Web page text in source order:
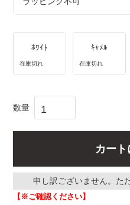
必
ﾎﾜｲﾄ
在庫切れ
ｷｬﾒﾙ
在庫切れ
カー
申し訳ございません。た
【※ご確認ください】